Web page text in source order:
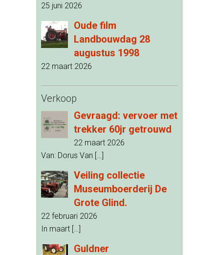
25 juni 2026
Oude film
Landbouwdag 28
augustus 1998
22 maart 2026
Verkoop
Gevraagd: vervoer met
trekker 60jr getrouwd
22 maart 2026
Van: Dorus Van […]
Veiling collectie
Museumboerderij De
Grote Glind.
22 februari 2026
In maart […]
Guldner